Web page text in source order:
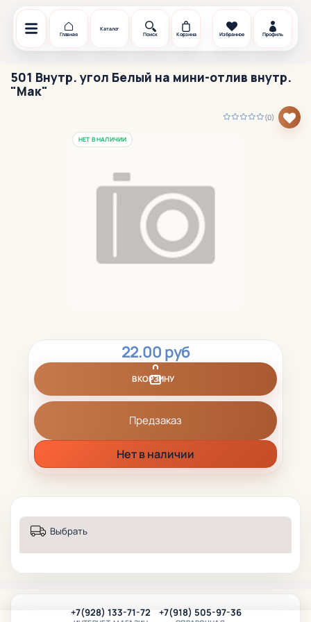
Главная
Каталог
Поиск
Корзина Избранное Профиль
501 Внутр. угол Белый на мини-отлив внутр.
"Мак"
(0)
НЕТ В НАЛИЧИИ
22.00 руб
В КОРЗИНУ
Предзаказ
Нет в наличии
Выбрать
+7(928) 133-71-72 +7(918) 505-97-36